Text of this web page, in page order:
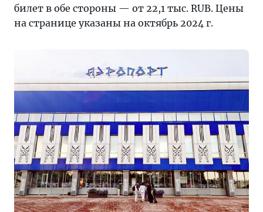
билет в обе стороны — от 22,1 тыс. RUB. Цены
на странице указаны на октябрь 2024 г.